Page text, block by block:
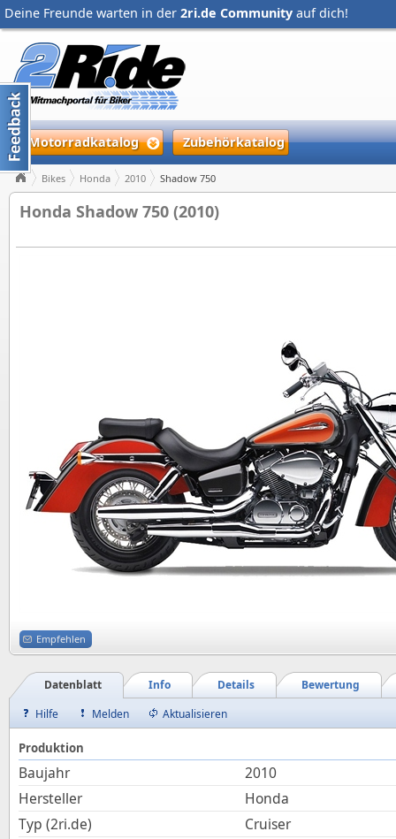
Deine Freunde warten in der 2ri.de Community auf dich!
Motorradkatalog Zubehörkatalog
Bikes Honda 2010 Shadow 750
Honda Shadow 750 (2010)
Empfehlen
Bewertung
Details
Info
Datenblatt
Hilfe
Melden Aktualisieren
Produktion
Baujahr
2010
Hersteller
Honda
Typ (2ri.de)
Cruiser